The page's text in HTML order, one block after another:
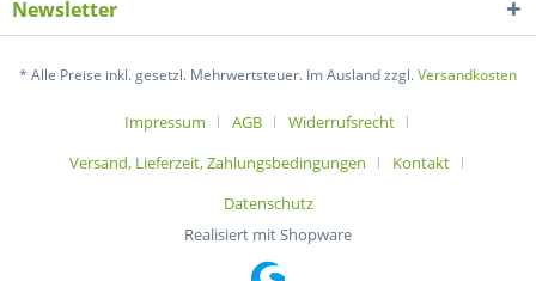
Newsletter
* Alle Preise inkl. gesetzl. Mehrwertsteuer. Im Ausland zzgl.Versandkosten
Impressum AGB
Widerrufsrecht
Versand, Lieferzeit, Zahlungsbedingungen
Kontakt
Datenschutz
Realisiert mit Shopware